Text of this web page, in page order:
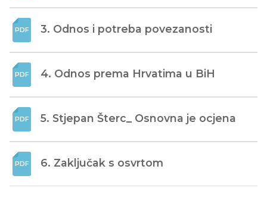
3. Odnos i potreba povezanosti
4. Odnos prema Hrvatima u BiH
5. Stjepan Šterc_ Osnovna je ocjena
6. Zaključak s osvrtom